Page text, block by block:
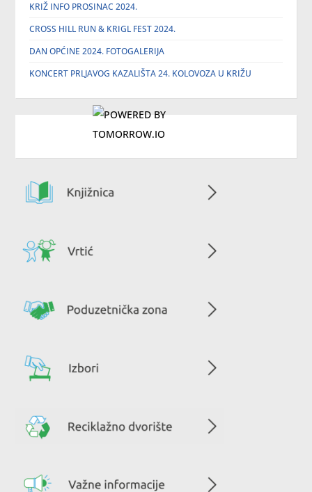
KRIŽ INFO PROSINAC 2024.
CROSS HILL RUN & KRIGL FEST 2024.
DAN OPĆINE 2024. FOTOGALERIJA
KONCERT PRLJAVOG KAZALIŠTA 24. KOLOVOZA U KRIŽU